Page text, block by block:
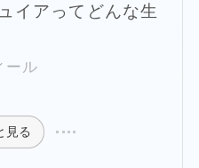
イアってどんな生
ール
見る